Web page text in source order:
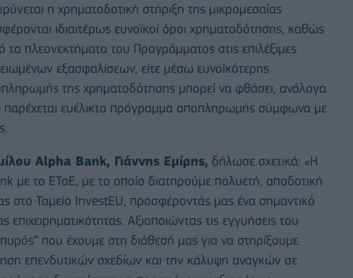
η χρηματοδοτική στήριξη της μικρομεσαίας
ιδιαιτέρως ευνοϊκοί όροι χρηματοδότησης, καθώς
τα πλεονεκτήματα του Προγράμματος στις επιλέξιμες
εξασφαλίσεων, είτε μέσω ευνοϊκότερης
της χρηματοδότησης μπορεί να φθάσει, ανάλογα
παρέχεται ευέλικτο πρόγραμμα αποπληρωμής σύμφωνα με
Alpha Bank, Γιάννης Εμίρης, δήλωσε σχετικά: «Η
με το ΕΤαΕ, με το οποίο διατηρούμε πολυετή, αποδοτική
στο Ταμείο InvestEU, προσφέροντάς μας ένα σημαντικό
επιχειρηματικότητας. Αξιοποιώντας τις εγγυήσεις του
που έχουμε στη διάθεσή μας για να στηρίξουμε
επενδυτικών σχεδίων και την κάλυψη αναγκών σε